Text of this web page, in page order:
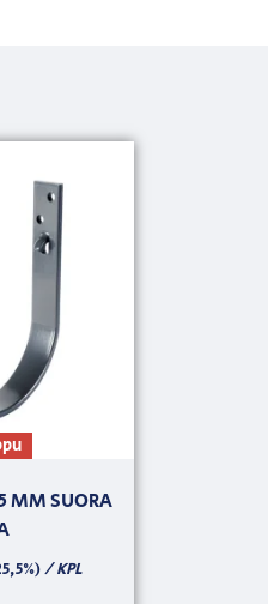
MM SUORA
/ KPL